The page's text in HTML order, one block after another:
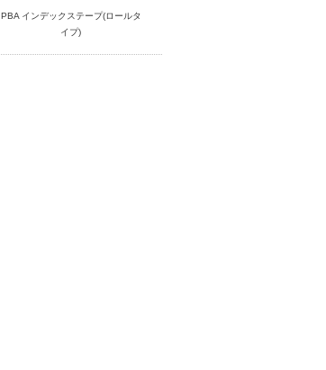
PBA インデックステープ(ロールタ
イプ)